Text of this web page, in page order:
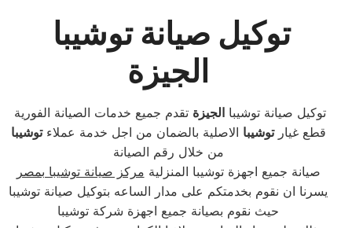
الجيزة
توكيل صيانة توشيبا الجيزة تقدم جميع خدمات الصيانة الفورية
قطع غيارتوشيبا الاصلية بالضمان من اجل خدمة عملاءتوشيبا
من خلال رقم الصيانة
صيانة جميع اجهزة توشيبا المنزلية مركز صيانة توشيبا بمصر
يسرنا ان نقوم بخدمتكم على مدار الساعه بتوكيل صيانة توشيبا
حيث نقوم بصيانة جميع اجهزة شركة توشيبا